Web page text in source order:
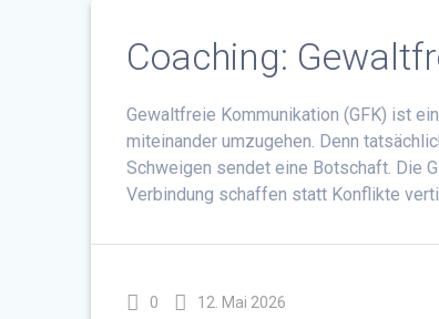
Coaching:
Gewaltfreie Kommunikation (GFK) ist
miteinander umzugehen. Denn
Schweigen sendet eine Botschaft. Die
Verbindung schaffen statt Konflikte
0 12. Mai 2026